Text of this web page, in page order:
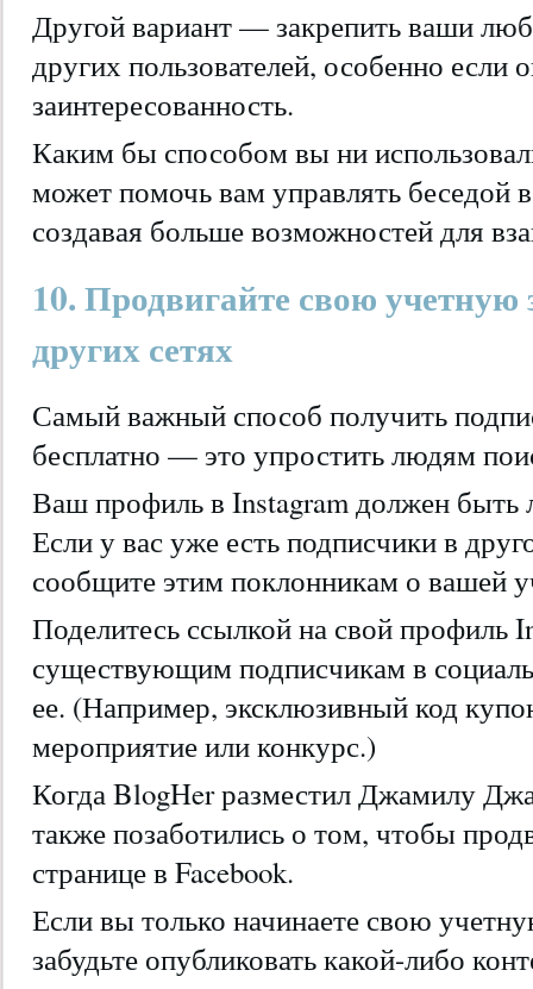
Другой вариант — закрепить ваши
других пользователей, особенно
заинтересованность.
Каким бы способом вы ни
может помочь вам управлять беседой
создавая больше возможностей для
10. Продвигайте свою
других сетях
Самый важный способ получить
бесплатно — это упростить людям
Ваш профиль в Instagram должен быть
Если у вас уже есть подписчики в
сообщите этим поклонникам о вашей
Поделитесь ссылкой на свой профиль
существующим подписчикам в
ее. (Например, эксклюзивный код
мероприятие или конкурс.)
Когда BlogHer разместил Джамилу
также позаботились о том, чтобы
странице в Facebook.
Если вы только начинаете свою
забудьте опубликовать какой-либо